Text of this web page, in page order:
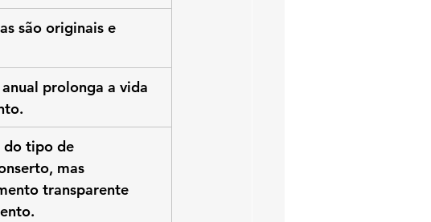
são originais e
prolonga a vida
do tipo de
mas
transparente